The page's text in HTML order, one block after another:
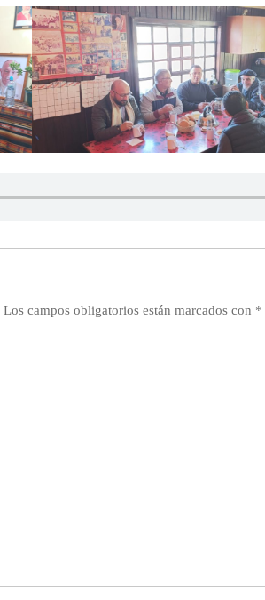
Los campos obligatorios están marcados con *